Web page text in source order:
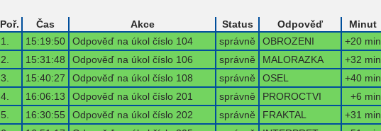
Poř. Čas Akce Status Odpověď Minut
1.
15:19:50 Odpověď na úkol číslo 104 správně OBROZENI +20 min
2.
15:31:48 Odpověď na úkol číslo 106 správně MALORAZKA +32 min
3.
15:40:27 Odpověď na úkol číslo 108 správně OSEL +40 min
4.
16:06:13 Odpověď na úkol číslo 201 správně PROROCTVI +6 min
5.
16:30:55 Odpověď na úkol číslo 202 správně FRAKTAL +31 min